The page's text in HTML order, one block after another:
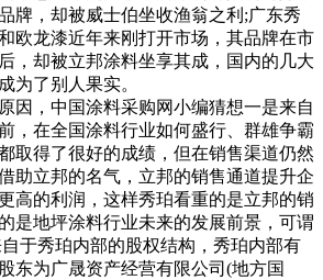
牌，却被威士伯坐收渔翁之利;广东秀
欧龙漆近年来刚打开市场，其品牌在市
，却被立邦涂料坐享其成，国内的几大
为了别人果实。
，中国涂料采购网小编猜想一是来自
，在全国涂料行业如何盛行、群雄争霸
取得了很好的成绩，但在销售渠道仍然
助立邦的名气，立邦的销售通道提升企
高的利润，这样秀珀看重的是立邦的销
是地坪涂料行业未来的发展前景，可谓
于秀珀内部的股权结构，秀珀内部有
东为广晟资产经营有限公司(地方国